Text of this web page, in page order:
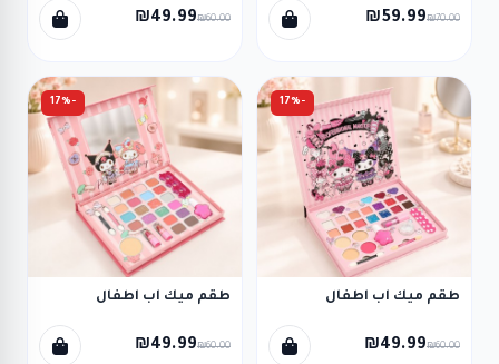
₪59.99₪70.00
₪49.99₪60.00
-17%
طقم ميك اب اطفال
₪49.99₪60.00
-17%
طقم ميك اب اطفال
₪49.99₪60.00